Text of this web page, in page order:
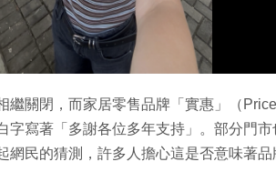
片
繼關閉，而家居零售品牌「實惠」（
字寫著「多謝各位多年支持」。部分門
民的猜測，許多人擔心這是否意味著品